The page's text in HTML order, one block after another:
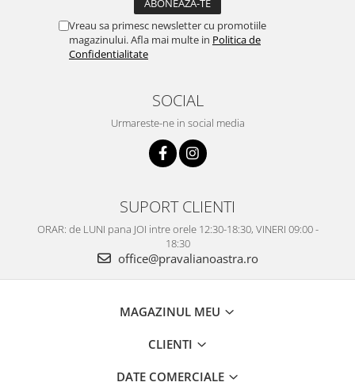
Vreau sa primesc newsletter cu promotiile
magazinului. Afla mai multe in Politica de
Confidentialitate
SOCIAL
Urmareste-ne in social media
SUPORT CLIENTI
ORAR: de LUNI pana JOI intre orele 12:30-18:30, VINERI 09:00 -
18:30
office@pravalianoastra.ro
MAGAZINUL MEU
CLIENTI
DATE COMERCIALE